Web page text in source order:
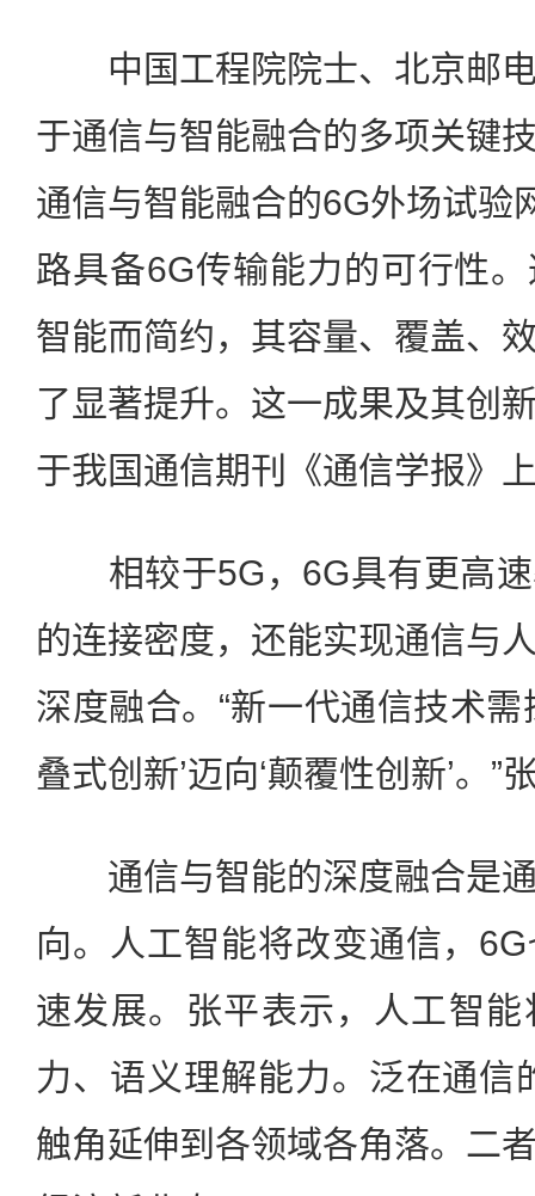
中国工程院院士、北京邮电
于通信与智能融合的多项关键
通信与智能融合的6G外场试验
路具备6G传输能力的可行性
智能而简约，其容量、覆盖、
了显著提升。这一成果及其创
于我国通信期刊《通信学报》
相较于5G，6G具有更高速
的连接密度，还能实现通信与
深度融合。“新一代通信技术需
叠式创新’迈向‘颠覆性创新’。”
通信与智能的深度融合是通
向。人工智能将改变通信，
速发展。张平表示，人工智
力、语义理解能力。泛在通信
触角延伸到各领域各角落。二